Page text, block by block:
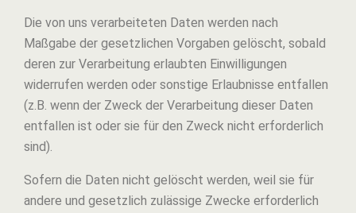
Die von uns verarbeiteten Daten werden nach
Maßgabe der gesetzlichen Vorgaben gelöscht, sobald
deren zur Verarbeitung erlaubten Einwilligungen
widerrufen werden oder sonstige Erlaubnisse entfallen
(z.B. wenn der Zweck der Verarbeitung dieser Daten
entfallen ist oder sie für den Zweck nicht erforderlich
sind).
Sofern die Daten nicht gelöscht werden, weil sie für
andere und gesetzlich zulässige Zwecke erforderlich